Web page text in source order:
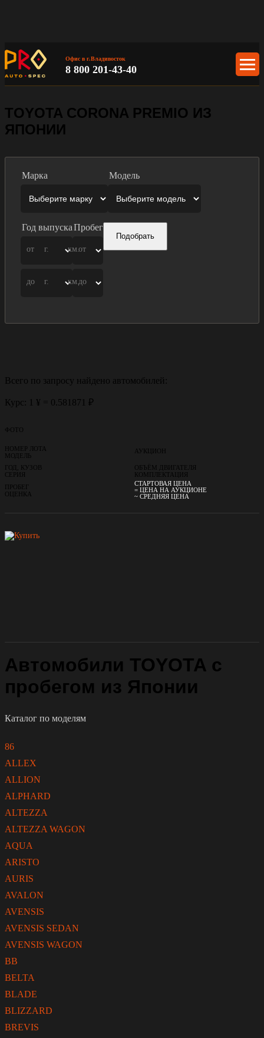
Офис в г.Владивосток
8 800 201-43-40
TOYOTA CORONA PREMIO ИЗ
ЯПОНИИ
Марка Модель
Год выпуска
от г.
до г.
Пробег
от
км.
до
км.
Подобрать
Всего по запросу найдено автомобилей:
Курс: 1 ¥ = 0.581871 ₽
ФОТО
НОМЕР ЛОТА
МОДЕЛЬ
АУКЦИОН
ГОД, КУЗОВ
СЕРИЯ
ОБЪЁМ ДВИГАТЕЛЯ
КОМПЛЕКТАЦИЯ
ПРОБЕГ
ОЦЕНКА
СТАРТОВАЯ ЦЕНА
= ЦЕНА НА АУКЦИОНЕ
~ СРЕДНЯЯ ЦЕНА
Автомобили TOYOTA с
пробегом из Японии
Каталог по моделям
86
ALLEX
ALLION
ALPHARD
ALTEZZA
ALTEZZA WAGON
AQUA
ARISTO
AURIS
AVALON
AVENSIS
AVENSIS SEDAN
AVENSIS WAGON
BB
BELTA
BLADE
BLIZZARD
BREVIS